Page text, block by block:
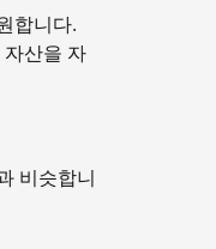
합니다.
산을 자
비슷합니